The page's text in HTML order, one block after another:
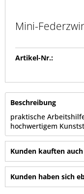
Mini-
Artikel-Nr.:
Beschreibung
praktische
hochwertigem
Kunden kauften auch
Kunden haben sich